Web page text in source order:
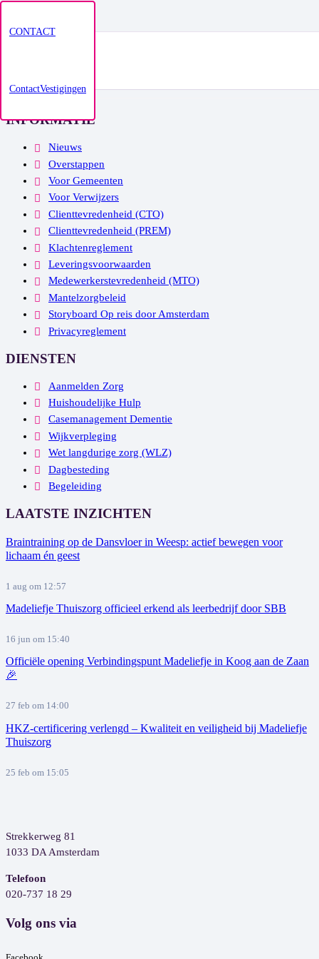
CONTACT
ContactVestigingen
INFORMATIE
Nieuws
Overstappen
Voor Gemeenten
Voor Verwijzers
Clienttevredenheid (CTO)
Clienttevredenheid (PREM)
Klachtenreglement
Leveringsvoorwaarden
Medewerkerstevredenheid (MTO)
Mantelzorgbeleid
Storyboard Op reis door Amsterdam
Privacyreglement
DIENSTEN
Aanmelden Zorg
Huishoudelijke Hulp
Casemanagement Dementie
Wijkverpleging
Wet langdurige zorg (WLZ)
Dagbesteding
Begeleiding
LAATSTE INZICHTEN
Braintraining op de Dansvloer in Weesp: actief bewegen voor
lichaam én geest
1 aug om 12:57
Madeliefje Thuiszorg officieel erkend als leerbedrijf door SBB
16 jun om 15:40
Officiële opening Verbindingspunt Madeliefje in Koog aan de Zaan
🎉
27 feb om 14:00
HKZ-certificering verlengd – Kwaliteit en veiligheid bij Madeliefje
Thuiszorg
25 feb om 15:05
Strekkerweg 81
1033 DA Amsterdam
Telefoon
020-737 18 29
Volg ons via